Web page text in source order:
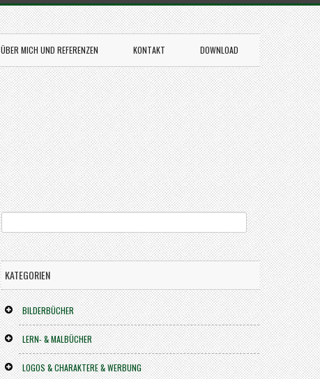
ÜBER MICH UND REFERENZEN KONTAKT DOWNLOAD
KATEGORIEN
BILDERBÜCHER
LERN- & MALBÜCHER
LOGOS & CHARAKTERE & WERBUNG